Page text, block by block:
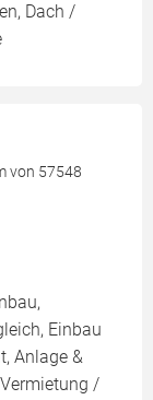
Dach /
von 57548
Einbau
Anlage &
/